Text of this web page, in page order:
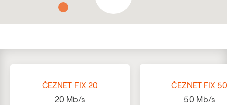
ČEZNET FIX 20
20 Mb/s
ČEZNET FIX
50 Mb/s